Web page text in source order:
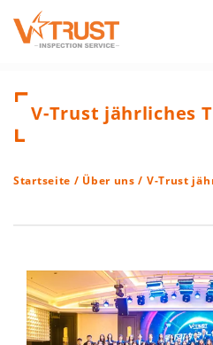
V-Trust jährliches
Startseite / Über uns / V-Trust